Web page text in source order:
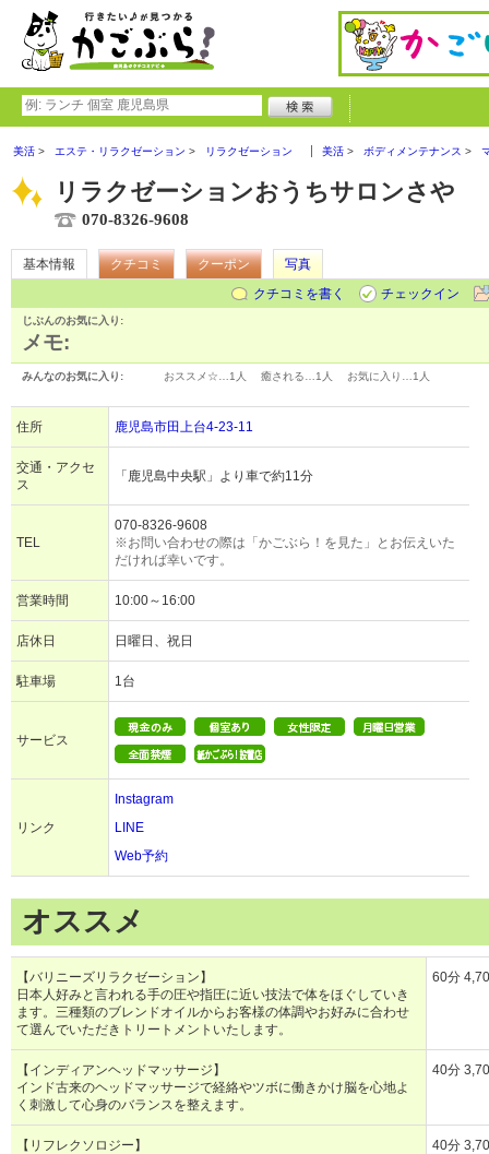
美活 エステ・リラクゼーション リラクゼーション 美活 ボディメンテナンス
リラクゼーションおうちサロンさや
070-8326-9608
基本情報 クチコミ クーポン
写真
クチコミを書く
チェックイン
じぶんのお気に入り:
メモ:
みんなのお気に入り: おススメ☆… 1人 癒される… 1人 お気に入り… 1人
住所 鹿児島市田上台4-23-11
交通・アクセ
ス
「鹿児島中央駅」より車で約11分
TEL
070-8326-9608
※お問い合わせの際は「かごぶら！を見た」とお伝えいた
だければ幸いです。
営業時間 10:00～16:00
店休日 日曜日、祝日
駐車場 1台
サービス
リンク
Instagram
LINE
Web予約
オススメ
【バリニーズリラクゼーション】
日本人好みと言われる手の圧や指圧に近い技法で体をほぐしていき
ます。三種類のブレンドオイルからお客様の体調やお好みに合わせ
て選んでいただきトリートメントいたします。
60分
【インディアンヘッドマッサージ】
インド古来のヘッドマッサージで経絡やツボに働きかけ脳を心地よ
く刺激して心身のバランスを整えます。
40分
【リフレクソロジー】
40分